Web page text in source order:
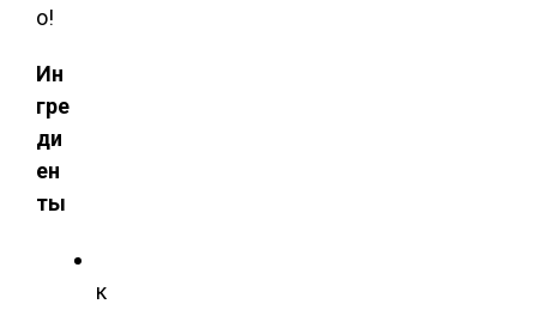
о!
Ин
гре
ди
ен
ты
к